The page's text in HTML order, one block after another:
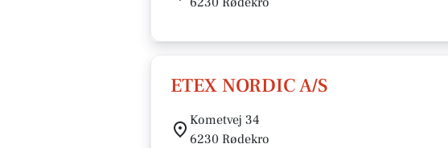
ETEX NORDIC A/S
Kometvej 34
6230 Rødekro